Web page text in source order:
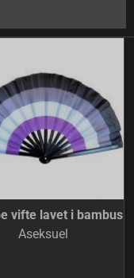
vifte lavet i bambus
Aseksuel